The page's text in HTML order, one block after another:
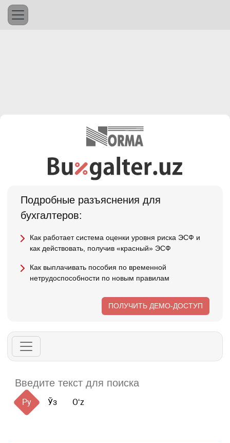
Подробные разъяснения для
бухгалтеров:
Как работает система оценки уровня риска ЭСФ и
как действовать, получив «красный» ЭСФ
Как выплачивать пособия по временной
нетрудоспособности по новым правилам
ПОЛУЧИТЬ ДЕМО-ДОСТУП
Ру Ўз Oʻz